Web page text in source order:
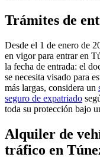
Trámites de
Desde el 1 de enero de
en vigor para entrar en
la fecha de entrada: el
se necesita visado para
más largas, considera un
seguro de expatriado
toda su protección bajo
Alquiler de
tráfico en